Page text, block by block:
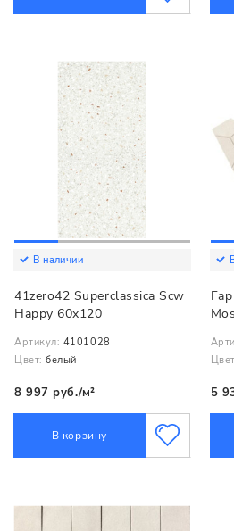
В наличии
41zero42 Superclassica Scw
Happy 60x120
Артикул: 4101028
Цвет: белый
8 997 руб./м²
В корзину
5